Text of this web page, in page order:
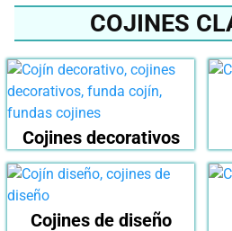
COJINES
Cojines decorativos
Cojines de diseño